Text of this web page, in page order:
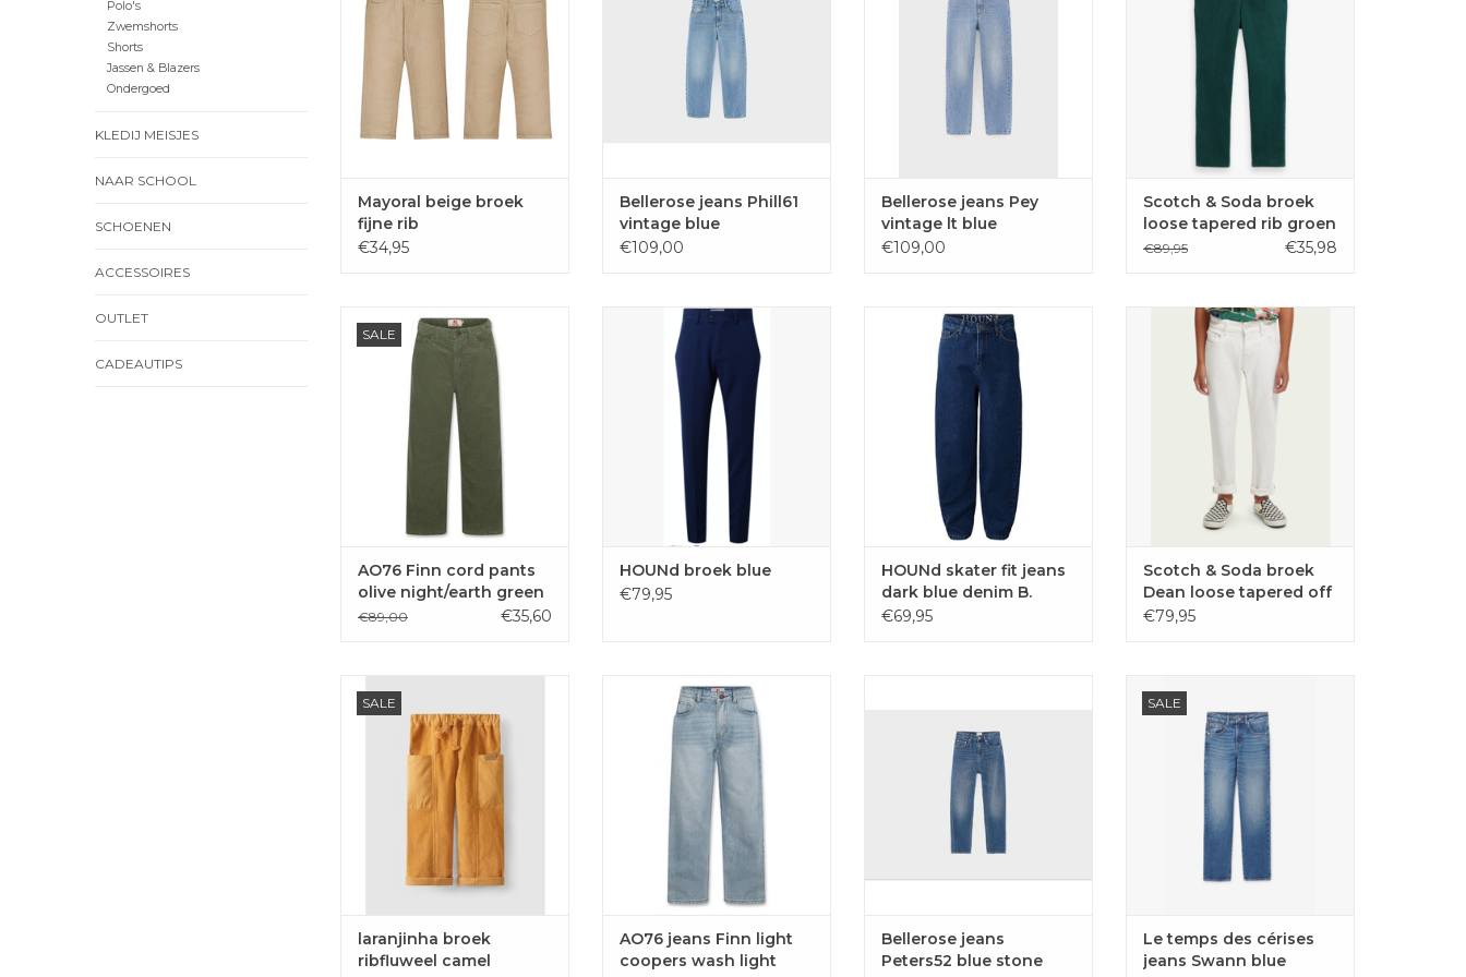
Polo's
Zwemshorts
Shorts
Jassen & Blazers
Ondergoed
KLEDIJ MEISJES
NAAR SCHOOL
SCHOENEN
ACCESSOIRES
OUTLET
CADEAUTIPS
TOEVOEGEN AAN
WINKELWAGEN
Mayoral beige broek
fijne rib
€34,95
Oostkamp.
TOEVOEGEN AAN
WINKELWAGEN
Bellerose jeans Phill61
vintage blue
€109,00
TOEVOEGEN AAN
WINKELWAGEN
Bellerose jeans Pey
vintage lt blue
€109,00
TOEVOEGEN AAN
WINKELWAGEN
Scotch & Soda broek
loose tapered rib groen
€89,95 €35,98
SALE
AO76 Finn cord pants olive
night/earth green
TOEVOEGEN AAN
WINKELWAGEN
AO76 Finn cord pants
olive night/earth green
€89,00 €35,60
Kostuumbroek blauw van
HOUNd voor tienerjongens.
TOEVOEGEN AAN
WINKELWAGEN
HOUNd broek blue
€79,95
Coole skaterjeans met wijde
pijpen van Hound Jeans die
smaller toe lopen naar de
onderkant.
TOEVOEGEN AAN
WINKELWAGEN
HOUNd skater fit jeans
dark blue denim B.
€69,95
De Dean van Scotch & Soda is
een losse broek die naar de enkels
wat smaller wordt.
TOEVOEGEN AAN
Scotch & Soda broek
Dean loose tapered off
white
€79,95
SALE
TOEVOEGEN AAN
WINKELWAGEN
laranjinha broek
ribfluweel camel
Losse jeans Finn in lichte wassing
van het Belgische merk AO76. Te
verkrijgen bij kinderwinkel en
tienerwinkel juju in Oostkamp.
TOEVOEGEN AAN
WINKELWAGEN
AO76 jeans Finn light
coopers wash light
Bellerose. Shop Bellerose en
andere tienermerken bij juju in
Oostkamp.
TOEVOEGEN AAN
WINKELWAGEN
Bellerose jeans
Peters52 blue stone
SALE
het merk Le temps des Cérises.
TOEVOEGEN AAN
WINKELWAGEN
Le temps des cérises
jeans Swann blue